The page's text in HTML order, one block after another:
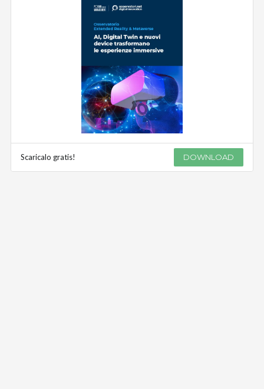
Scaricalo gratis! DOWNLOAD